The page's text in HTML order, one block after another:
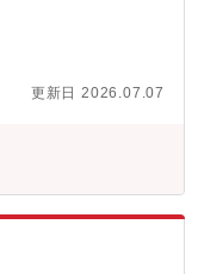
代を中心に活動して
緒にプロジェクトを
を製品や業務に生か
質意識を高いレベル
である点もやりがい
シンは、業界のパイオ
などの電装品を自社
ど高信頼性が求めら
市場に届けるか」を起
【職務内容】・3D空
顧客分析・体験価
じた価値検証、ビジ
体、スポーツのリー
戦略・ロードマップ
、段階的に役割を広
ジングの市場は、2020
成長率が予測されて
は、エンターテイン
更新日 2026.07.07